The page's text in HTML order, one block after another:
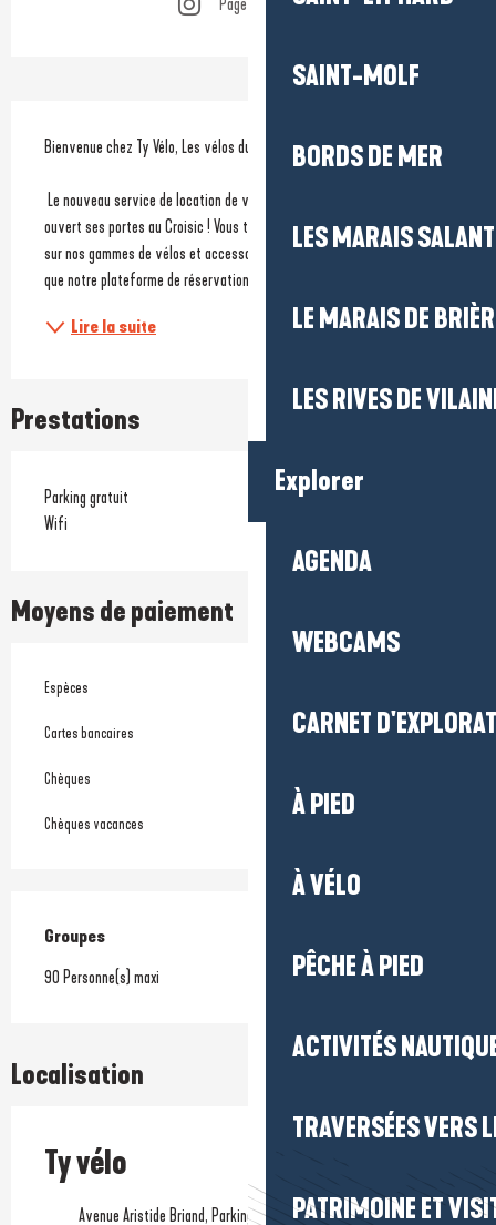
SAINT-MOLF
BORDS DE MER
LES MARAIS
LE MARAIS DE
LES RIVES DE
Explorer
AGENDA
WEBCAMS
CARNET
À PIED
À VÉLO
PÊCHE À PIED
ACTIVITÉS
TRAVERSÉES VERS
PATRIMOINE ET
Page Instagram
Description
Bienvenue chez Ty Vélo, Les vélos du Croisic !
ouvert ses portes au Croisic ! Vous trouverez toutes les informations
sur nos gammes de vélos et accessoires en location et à la vente ainsi
que notre plateforme de réservation en...
Lire la suite
Prestations
Parking gratuit
Wifi
Moyens de paiement
Espèces
Cartes bancaires
Chèques
Chèques vacances
Groupes
Groupes
90 Personne(s) maxi
Localisation
Ty vélo
Avenue Aristide Briand, Parking de la gare, 44490 Le Croisic